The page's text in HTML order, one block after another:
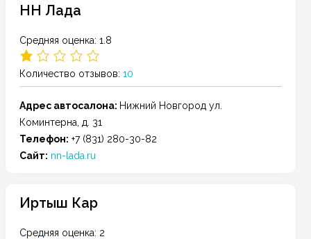
НН Лада
Средняя оценка: 1.8
Количество отзывов: 10
Адрес автосалона: Нижний Новгород ул.
Коминтерна, д. 31
Телефон: +7 (831) 280-30-82
Сайт: nn-lada.ru
Иртыш Кар
Средняя оценка: 2